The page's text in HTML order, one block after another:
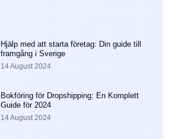
Hjälp med att starta företag: Din guide till
framgång i Sverige
14 August 2024
Bokföring för Dropshipping: En Komplett
Guide för 2024
14 August 2024